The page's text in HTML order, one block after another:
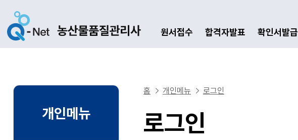
원서접수 합격자발표 확인서발급
개인메뉴
홈 개인메뉴 로그인
로그인